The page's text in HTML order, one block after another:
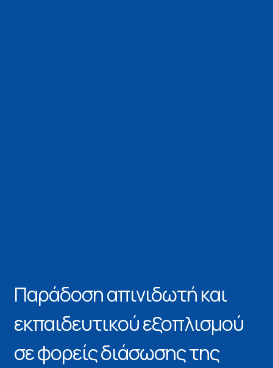
Παράδοση απινιδωτή και
εκπαιδευτικού εξοπλισμού
σε φορείς διάσωσης της